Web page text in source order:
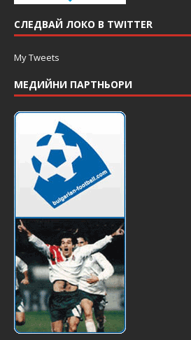
СЛЕДВАЙ ЛОКО В TWITTER
My Tweets
МЕДИЙНИ ПАРТНЬОРИ